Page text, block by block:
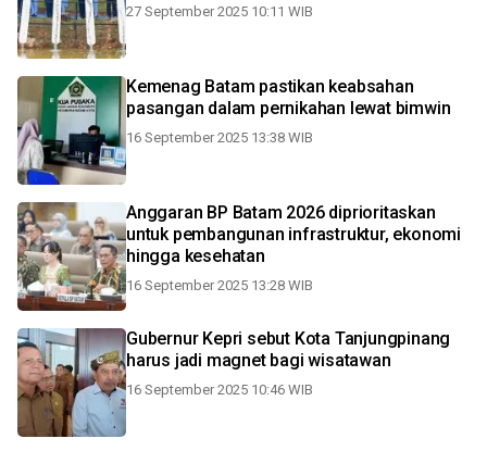
27 September 2025 10:11 WIB
Kemenag Batam pastikan keabsahan
pasangan dalam pernikahan lewat bimwin
16 September 2025 13:38 WIB
Anggaran BP Batam 2026 diprioritaskan
untuk pembangunan infrastruktur, ekonomi
hingga kesehatan
16 September 2025 13:28 WIB
Gubernur Kepri sebut Kota Tanjungpinang
harus jadi magnet bagi wisatawan
16 September 2025 10:46 WIB